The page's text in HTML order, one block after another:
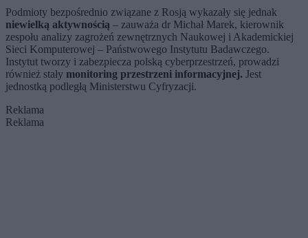
Podmioty bezpośrednio związane z Rosją wykazały się jednak
niewielką aktywnością – zauważa dr Michał Marek, kierownik
zespołu analizy zagrożeń zewnętrznych Naukowej i Akademickiej
Sieci Komputerowej – Państwowego Instytutu Badawczego.
Instytut tworzy i zabezpiecza polską cyberprzestrzeń, prowadzi
również stały monitoring przestrzeni informacyjnej. Jest
jednostką podległą Ministerstwu Cyfryzacji.
Reklama
Reklama